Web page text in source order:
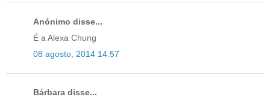
Anónimo disse...
É a Alexa Chung
08 agosto, 2014 14:57
Bárbara disse...